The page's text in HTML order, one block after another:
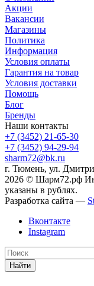
Акции
Вакансии
Магазины
Политика
Информация
Условия оплаты
Гарантия на товар
Условия доставки
Помощь
Блог
Бренды
Наши контакты
+7 (3452) 21-65-30
+7 (3452) 94-29-94
sharm72@bk.ru
г. Тюмень, ул.
2026 © Шарм72.рф
указаны в рублях.
Разработка сайта —
Вконтакте
Instagram
Найти